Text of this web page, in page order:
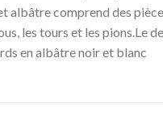
albâtre comprend des
les tours et les
en albâtre noir et blanc